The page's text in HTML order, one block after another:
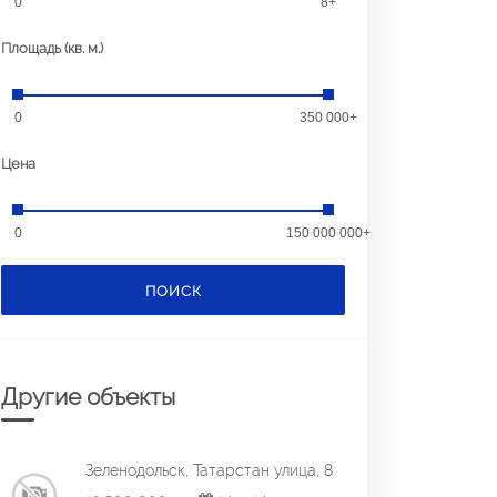
Площадь (кв. м.)
0 350 000+
Цена
0 150 000 000+
ПОИСК
Другие объекты
Зеленодольск, Татарстан улица, 8